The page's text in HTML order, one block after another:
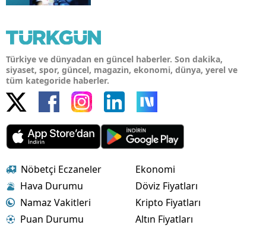
Türkiye ve dünyadan en güncel haberler. Son dakika,
siyaset, spor, güncel, magazin, ekonomi, dünya, yerel ve
tüm kategoride haberler.
Nöbetçi Eczaneler
Hava Durumu
Namaz Vakitleri
Puan Durumu
Ekonomi
Döviz Fiyatları
Kripto Fiyatları
Altın Fiyatları